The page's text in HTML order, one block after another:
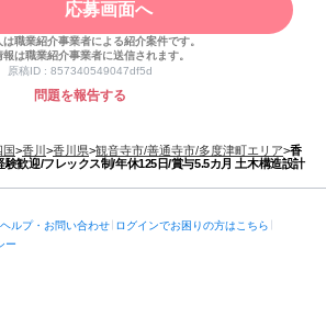
応募画面へ
は職業紹介事業者による紹介案件です。
報は職業紹介事業者に送信されます。
原稿ID : 857340549047df5d
問題を報告する
国>香川 >香川県>観音寺市/善通寺市/多度津町エリア>香
験歓迎/フレックス制/年休125日/賞与5.5カ月 土木構造設計
ヘルプ・お問い合わせ ログインでお困りの方はこちら
ー